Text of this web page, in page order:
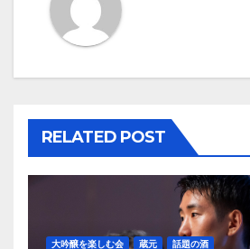
ゲ
ョ
ン
RELATED POST
大吟醸を楽しむ会 蔵元 話題の酒